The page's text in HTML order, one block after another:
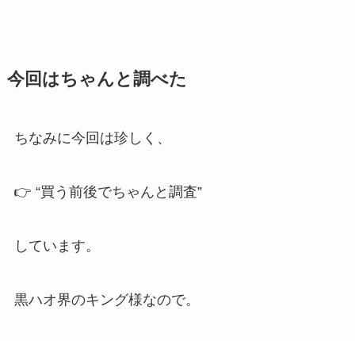
今回はちゃんと調べた
ちなみに今回は珍しく、
👉 “買う前後でちゃんと調査”
しています。
黒ハオ界のキング様なので。